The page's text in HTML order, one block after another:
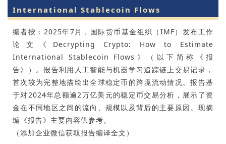
International Stablecoin Flows
编者按：2025年7月，国际货币基金组织（IMF）发布工作
论文《Decrypting Crypto: How to Estimate
International Stablecoin Flows》（以下简称《报
告》）。报告利用人工智能与机器学习追踪链上交易记录，
首次较为完整地描绘出全球稳定币的跨境流动情况。报告基
于对2024年总额逾2万亿美元的稳定币交易分析，展示了资
金在不同地区之间的流向、规模以及背后的主要原因。现摘
编《报告》主要内容供参考。
（添加企业微信获取报告编译全文）